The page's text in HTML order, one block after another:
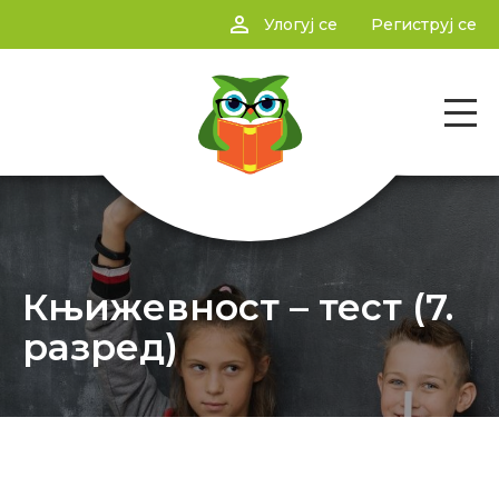
person_outline Улогуј се Региструј се
Књижевност – тест (7.
разред)